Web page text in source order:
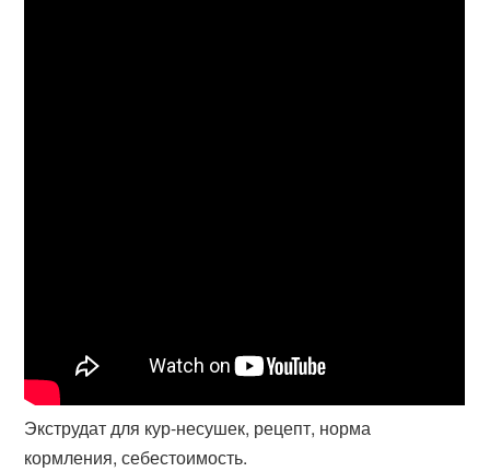
Экструдат для кур-несушек, рецепт, норма
кормления, себестоимость.